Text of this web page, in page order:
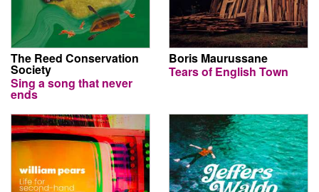
The Reed Conservation
Society
Sing a song that never
ends
Boris Maurussane
Tears of English Town